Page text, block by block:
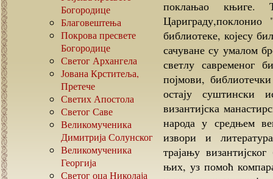
Богородице
Благовештења
Покрова пресвете
Богородице
Светог Архангела
Јована Крститеља,
Претече
Светих Апостола
Светог Саве
Великомученика
Димитрија Солунског
Великомученика
Георгија
Светог оца Николаја
поклањао књиге.
библиотеке, којесу
сачуване су умалом
светлу савременог
појмови,
остају суштински
византијска
народа у средњем
извори и
трајању
њих, уз помоћ